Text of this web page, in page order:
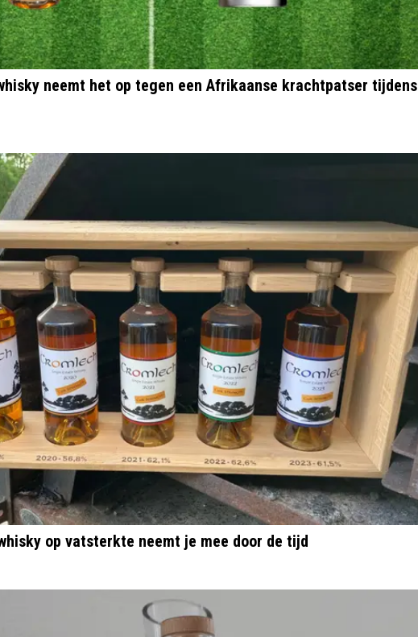
neemt het op tegen een Afrikaanse krachtpatser tijdens
op vatsterkte neemt je mee door de tijd